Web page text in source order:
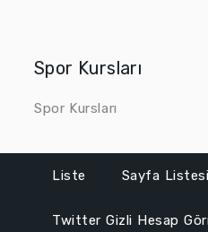
Spor Kursları
Spor Kursları
Liste Sayfa Listesi
Twitter Gizli Hesap